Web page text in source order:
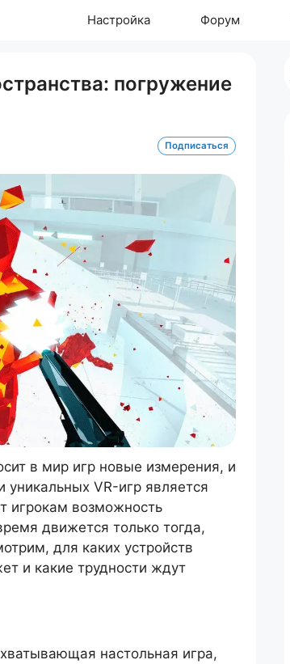
Настройка Форум
погружение
Подписаться
в мир игр новые измерения, и
VR-игр является
игрокам возможность
движется только тогда,
для каких устройств
и какие трудности ждут
настольная игра,